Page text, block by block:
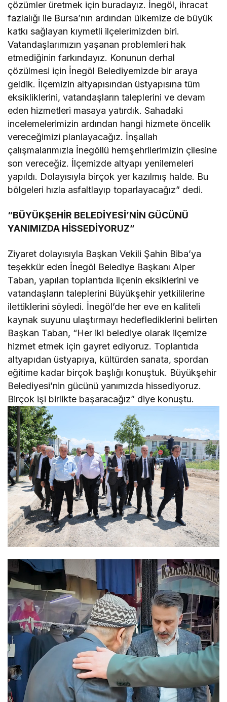
çözümler üretmek için buradayız. İnegöl, ihracat
fazlalığı ile Bursa’nın ardından ülkemize de büyük
katkı sağlayan kıymetli ilçelerimizden biri.
Vatandaşlarımızın yaşanan problemleri hak
etmediğinin farkındayız. Konunun derhal
çözülmesi için İnegöl Belediyemizde bir araya
geldik. İlçemizin altyapısından üstyapısına tüm
eksikliklerini, vatandaşların taleplerini ve devam
eden hizmetleri masaya yatırdık. Sahadaki
incelemelerimizin ardından hangi hizmete öncelik
vereceğimizi planlayacağız. İnşallah
çalışmalarımızla İnegöllü hemşehrilerimizin çilesine
son vereceğiz. İlçemizde altyapı yenilemeleri
yapıldı. Dolayısıyla birçok yer kazılmış halde. Bu
bölgeleri hızla asfaltlayıp toparlayacağız” dedi.
“BÜYÜKŞEHİR BELEDİYESİ’NİN GÜCÜNÜ
YANIMIZDA HİSSEDİYORUZ”
Ziyaret dolayısıyla Başkan Vekili Şahin Biba’ya
teşekkür eden İnegöl Belediye Başkanı Alper
Taban, yapılan toplantıda ilçenin eksiklerini ve
vatandaşların taleplerini Büyükşehir yetkililerine
ilettiklerini söyledi. İnegöl’de her eve en kaliteli
kaynak suyunu ulaştırmayı hedeflediklerini belirten
Başkan Taban, “Her iki belediye olarak ilçemize
hizmet etmek için gayret ediyoruz. Toplantıda
altyapıdan üstyapıya, kültürden sanata, spordan
eğitime kadar birçok başlığı konuştuk. Büyükşehir
Belediyesi’nin gücünü yanımızda hissediyoruz.
Birçok işi birlikte başaracağız” diye konuştu.
Video
oynatıcı